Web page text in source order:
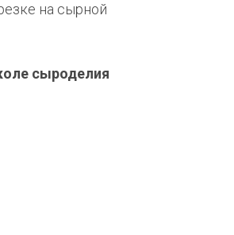
на сырной
сыроделия